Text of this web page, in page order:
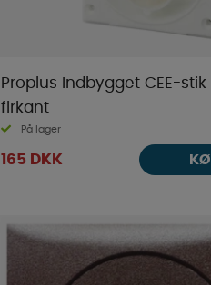
Proplus Indbygget CEE-
firkant
På lager
165 DKK